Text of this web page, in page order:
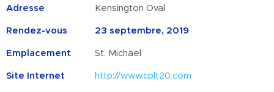
Adresse Kensington Oval
Rendez-vous 23 septembre, 2019
Emplacement St. Michael
Site Internet http://www.cplt20.com